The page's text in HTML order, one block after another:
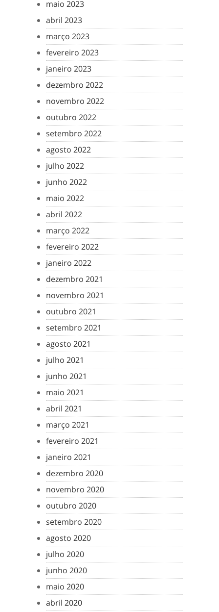
maio 2023
abril 2023
março 2023
fevereiro 2023
janeiro 2023
dezembro 2022
novembro 2022
outubro 2022
setembro 2022
agosto 2022
julho 2022
junho 2022
maio 2022
abril 2022
março 2022
fevereiro 2022
janeiro 2022
dezembro 2021
novembro 2021
outubro 2021
setembro 2021
agosto 2021
julho 2021
junho 2021
maio 2021
abril 2021
março 2021
fevereiro 2021
janeiro 2021
dezembro 2020
novembro 2020
outubro 2020
setembro 2020
agosto 2020
julho 2020
junho 2020
maio 2020
abril 2020